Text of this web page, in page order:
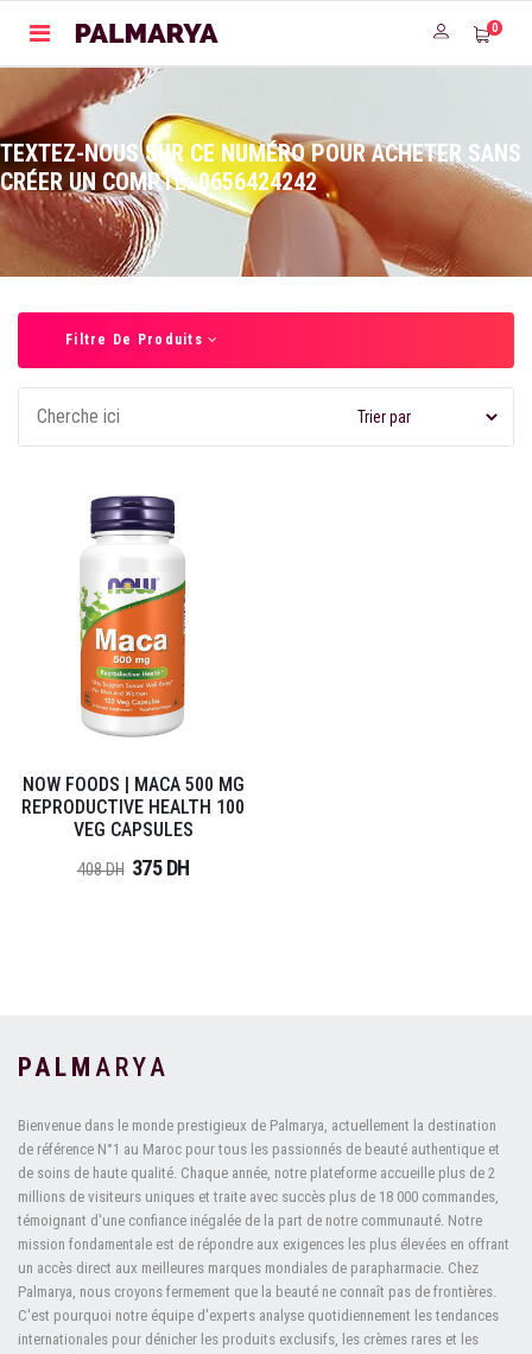
0
TEXTEZ-NOUS SUR CE NUMÉRO POUR ACHETER SANS
CRÉER UN COMPTE: 0656424242
Filtre De Produits
NOW FOODS | MACA 500 MG
REPRODUCTIVE HEALTH 100
VEG CAPSULES
408 DH 375 DH
PALM ARYA
Bienvenue dans le monde prestigieux de Palmarya, actuellement la destination
de référence N°1 au Maroc pour tous les passionnés de beauté authentique et
de soins de haute qualité. Chaque année, notre plateforme accueille plus de 2
millions de visiteurs uniques et traite avec succès plus de 18 000 commandes,
témoignant d'une confiance inégalée de la part de notre communauté. Notre
mission fondamentale est de répondre aux exigences les plus élevées en offrant
un accès direct aux meilleures marques mondiales de parapharmacie. Chez
Palmarya, nous croyons fermement que la beauté ne connaît pas de frontières.
C'est pourquoi notre équipe d'experts analyse quotidiennement les tendances
internationales pour dénicher les produits exclusifs, les crèmes rares et les